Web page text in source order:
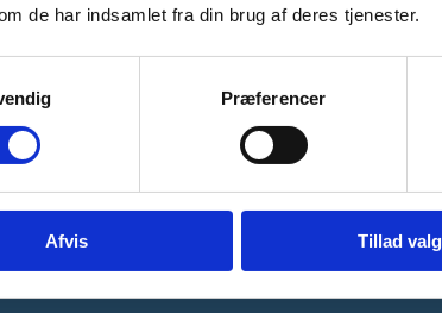
de har indsamlet fra din brug af deres tjenester.
Præferencer
Afvis Tillad
og